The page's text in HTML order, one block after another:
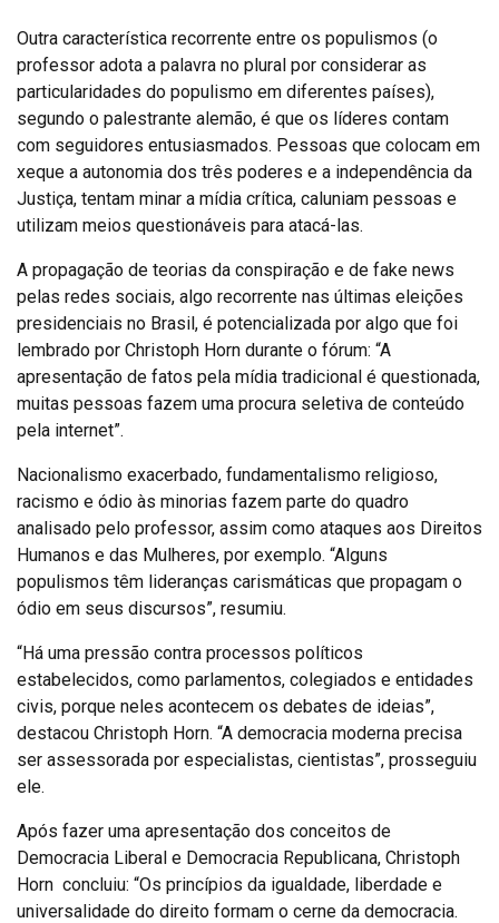
Outra característica recorrente entre os populismos (o
professor adota a palavra no plural por considerar as
particularidades do populismo em diferentes países),
segundo o palestrante alemão, é que os líderes contam
com seguidores entusiasmados. Pessoas que colocam em
xeque a autonomia dos três poderes e a independência da
Justiça, tentam minar a mídia crítica, caluniam pessoas e
utilizam meios questionáveis para atacá-las.
A propagação de teorias da conspiração e de fake news
pelas redes sociais, algo recorrente nas últimas eleições
presidenciais no Brasil, é potencializada por algo que foi
lembrado por Christoph Horn durante o fórum: “A
apresentação de fatos pela mídia tradicional é questionada,
muitas pessoas fazem uma procura seletiva de conteúdo
pela internet”.
Nacionalismo exacerbado, fundamentalismo religioso,
racismo e ódio às minorias fazem parte do quadro
analisado pelo professor, assim como ataques aos Direitos
Humanos e das Mulheres, por exemplo. “Alguns
populismos têm lideranças carismáticas que propagam o
ódio em seus discursos”, resumiu.
“Há uma pressão contra processos políticos
estabelecidos, como parlamentos, colegiados e entidades
civis, porque neles acontecem os debates de ideias”,
destacou Christoph Horn. “A democracia moderna precisa
ser assessorada por especialistas, cientistas”, prosseguiu
ele.
Após fazer uma apresentação dos conceitos de
Democracia Liberal e Democracia Republicana, Christoph
Horn concluiu: “Os princípios da igualdade, liberdade e
universalidade do direito formam o cerne da democracia.